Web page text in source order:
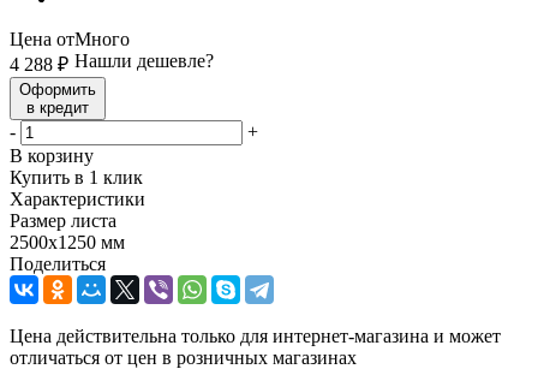
Цена от
4 288 ₽
Оформить
в кредит
Много
Нашли дешевле?
-
+
В корзину
Купить в 1 клик
Характеристики
Размер листа
2500х1250 мм
Поделиться
Цена действительна только для интернет-магазина и может
отличаться от цен в розничных магазинах